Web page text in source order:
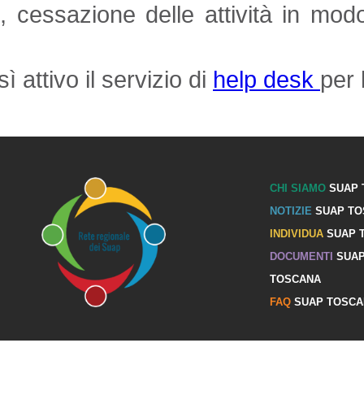
ingresso, cessazione delle
E' altresì attivo il servizio dihelp